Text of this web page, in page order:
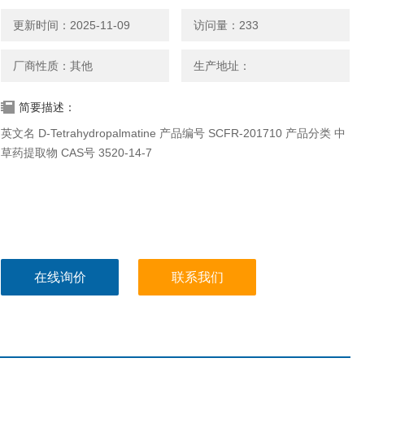
更新时间：2025-11-09 访问量：233
厂商性质：其他 生产地址：
简要描述：
英文名 D-Tetrahydropalmatine 产品编号 SCFR-201710 产品分类 中
草药提取物 CAS号 3520-14-7
在线询价 联系我们